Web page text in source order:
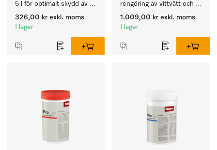
5 l för optimalt skydd av
textilierna tack vare
pålitlig neutralisering.
326,00 kr exkl. moms
I lager
rengöring av vittvätt och
färgäkta kulörtvätt.
1.009,00 kr exkl. moms
I lager